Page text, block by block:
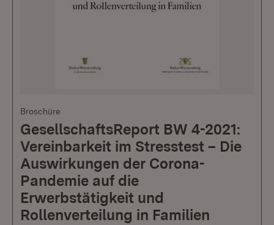
Broschüre
GesellschaftsReport BW 4-2021:
Vereinbarkeit im Stresstest – Die
Auswirkungen der Corona-
Pandemie auf die
Erwerbstätigkeit und
Rollenverteilung in Familien